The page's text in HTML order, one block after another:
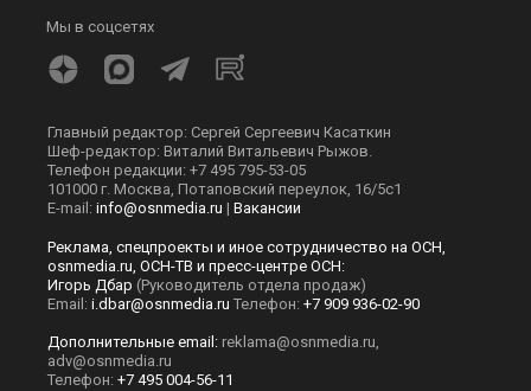
Мы в соцсетях
Главный редактор: Сергей Сергеевич Касаткин
Шеф-редактор: Виталий Витальевич Рыжов.
Телефон редакции: +7 495 795-53-05
101000 г. Москва, Потаповский переулок, 16/5с1
E-mail: info@osnmedia.ru | Вакансии
Реклама, спецпроекты и иное сотрудничество на ОСН,
osnmedia.ru, ОСН-ТВ и пресс-центре ОСН:
Игорь Дбар (Руководитель отдела продаж)
Email: i.dbar@osnmedia.ru Телефон: +7 909 936-02-90
Дополнительные email: reklama@osnmedia.ru,
adv@osnmedia.ru
Телефон: +7 495 004-56-11